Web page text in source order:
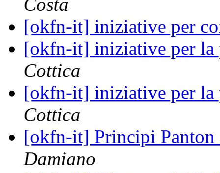
Costa
[okfn-it] iniziative per
[okfn-it] iniziative per la
Cottica
[okfn-it] iniziative per la
Cottica
[okfn-it] Principi
Damiano